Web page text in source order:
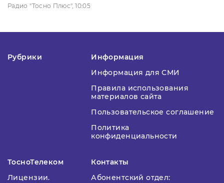
Радио "Тосно Плюс", 10:05
Рубрики
Информация
Информация для СМИ
Правила использования
материалов сайта
Пользовательское соглашение
Политика
конфиденциальности
ТосноТелеком
Лицензии.
Контакты
Абонентский отдел: